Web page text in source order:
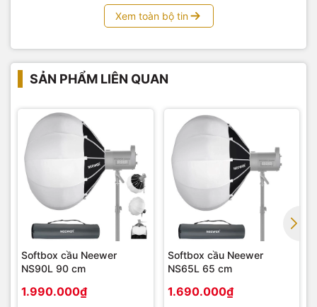
Xem toàn bộ tin
SẢN PHẨM LIÊN QUAN
Softbox cầu Neewer
NS90L 90 cm
1.990.000₫
Softbox cầu Neewer
NS65L 65 cm
1.690.000₫